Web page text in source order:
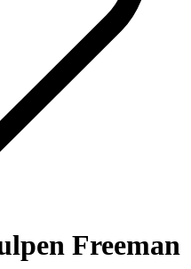
Freeman